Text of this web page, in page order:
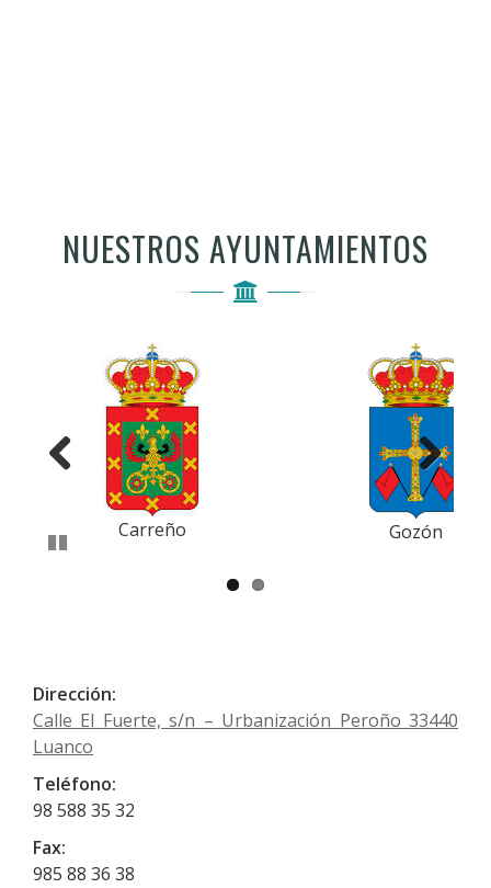
NUESTROS AYUNTAMIENTOS
Carreño Gozón
Anterior Siguiente
Dirección:
Calle El Fuerte, s/n – Urbanización Peroño 33440
Luanco
Teléfono:
98 588 35 32
Fax:
985 88 36 38